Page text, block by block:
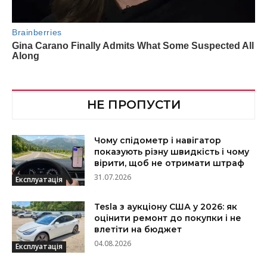
НЕ ПРОПУСТИ
Експлуатація
Чому спідометр і навігатор
показують різну швидкість і чому
вірити, щоб не отримати штраф
31.07.2026
Експлуатація
Tesla з аукціону США у 2026: як
оцінити ремонт до покупки і не
влетіти на бюджет
04.08.2026